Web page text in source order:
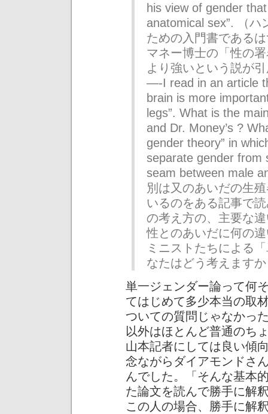
his view of gender
anatomical sex”. （ハ
ための入門書である
マネー博士の「性の
より強いという説が
—-I read in an article
brain is more
legs”. What is the
and Dr. Money’s ?
gender theory” in
separate gender from
seam between male
別は又のあいだの生
いるのをある記事で
の考え方の、主要な
性とのあいだに何の
ミニストたちによる
なたはどう考えます
単一ジェンダー論って何
てはじめて多少本当の取
ついての質問じゃなかっ
以外はほとんど普通のち
山本記者にしては良い傾
念ながらダイアモンドさ
んでした。「そんな基本
た論文を読んで勝手に解
この人の場合、勝手に解